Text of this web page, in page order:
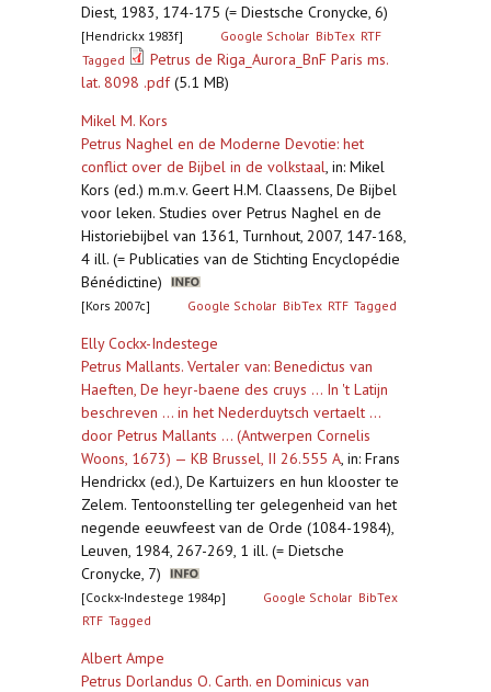
Diest, 1983, 174-175 (= Diestsche Cronycke, 6)
[Hendrickx 1983f] Google Scholar BibTex RTF
Tagged
Petrus de Riga_Aurora_BnF Paris ms.
lat. 8098 .pdf(5.1 MB)
Mikel M. Kors
Petrus Naghel en de Moderne Devotie: het
conflict over de Bijbel in de volkstaal, in: Mikel
Kors (ed.) m.m.v. Geert H.M. Claassens, De Bijbel
voor leken. Studies over Petrus Naghel en de
Historiebijbel van 1361, Turnhout, 2007, 147-168,
4 ill. (= Publicaties van de Stichting Encyclopédie
Bénédictine)
[Kors 2007c] Google Scholar BibTex RTF Tagged
Elly Cockx-Indestege
Petrus Mallants. Vertaler van: Benedictus van
Haeften, De heyr-baene des cruys ... In 't Latijn
beschreven ... in het Nederduytsch vertaelt ...
door Petrus Mallants ... (Antwerpen Cornelis
Woons, 1673) — KB Brussel, II 26.555 A, in: Frans
Hendrickx (ed.), De Kartuizers en hun klooster te
Zelem. Tentoonstelling ter gelegenheid van het
negende eeuwfeest van de Orde (1084-1984),
Leuven, 1984, 267-269, 1 ill. (= Dietsche
Cronycke, 7)
[Cockx-Indestege 1984p] Google Scholar BibTex
RTF Tagged
Albert Ampe
Petrus Dorlandus O. Carth. en Dominicus van